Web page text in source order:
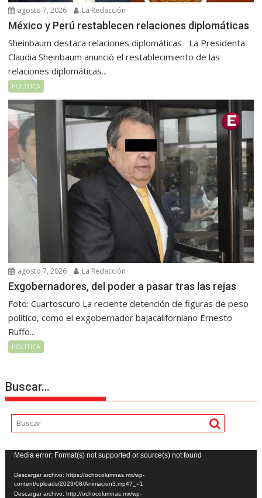
agosto 7, 2026 La Redacción
México y Perú restablecen relaciones diplomáticas
Sheinbaum destaca relaciones diplomáticas La Presidenta
Claudia Sheinbaum anunció el restablecimiento de las
relaciones diplomáticas...
POLÍTICA
agosto 7, 2026 La Redacción
Exgobernadores, del poder a pasar tras las rejas
Foto: Cuartoscuro La reciente detención de figuras de peso
político, como el exgobernador bajacaliforniano Ernesto
Ruffo...
POLÍTICA
Buscar…
Reproductor
de
vídeo
Media error: Format(s) not supported or source(s) not found
Descargar archivo: https://ochocolumnas.mx/wp-
content/uploads/2023/08/Animacion3.mp4?_=1
Descargar archivo: http://ochocolumnas.mx/wp-